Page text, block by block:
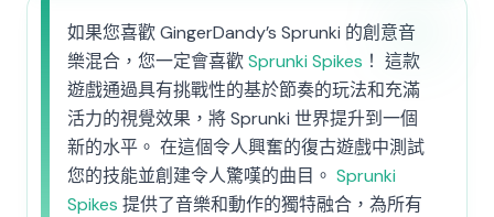
如果您喜歡 GingerDandy’s Sprunki 的創意音
樂混合，您一定會喜歡Sprunki Spikes ！ 這款
遊戲通過具有挑戰性的基於節奏的玩法和充滿
活力的視覺效果，將 Sprunki 世界提升到一個
新的水平。 在這個令人興奮的復古遊戲中測試
您的技能並創建令人驚嘆的曲目。 Sprunki
Spikes 提供了音樂和動作的獨特融合，為所有